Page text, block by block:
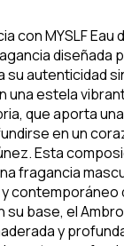
con MYSLF Eau
diseñada
su autenticidad
una estela
que aporta
en un
Esta
fragancia
contemporáneo
su base, el
y